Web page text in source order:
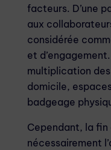
facteurs. D’une
aux
considérée
et
multiplication
domicile,
badgeage
Cependant, la fin
nécessairement